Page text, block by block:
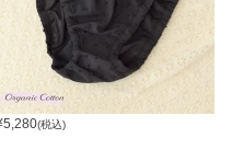
5,280(税込)